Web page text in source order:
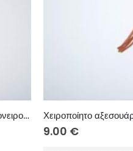
Χειροποίητο αξεσουάρ τσάντας με ξύλινο στοιχείο “ονειροπαγίδα”, χειροποίητη φουντίτσα, σουέτ κορδόνι και χάντρες Murano
9.00 €